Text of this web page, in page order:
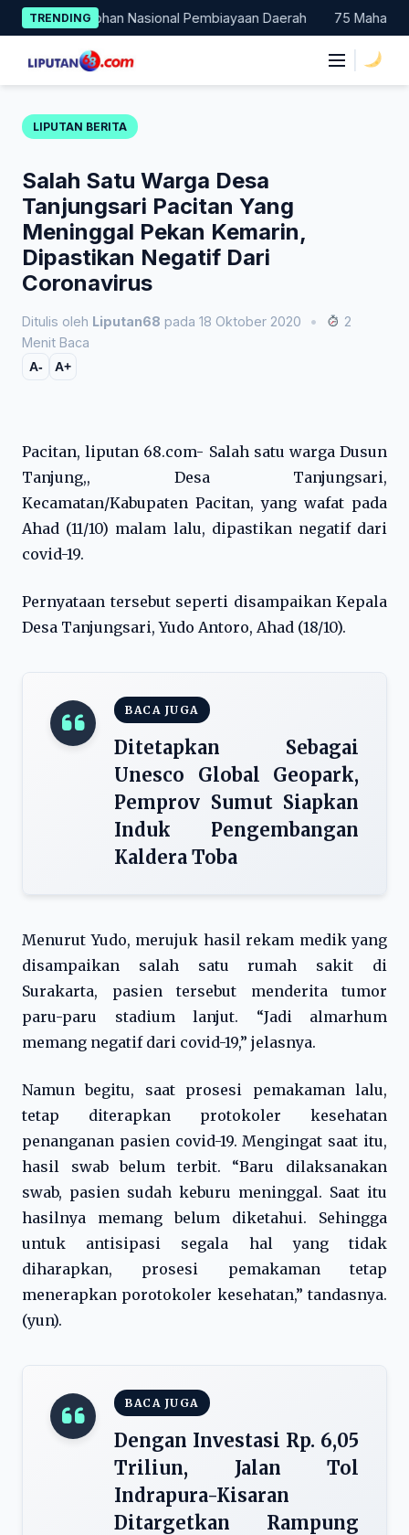
Skip
to
content
TRENDING
Percontohan Nasional Pembiayaan Daerah 75 Mahasiswa
LIPUTAN BERITA
Salah Satu Warga Desa
Tanjungsari Pacitan Yang
Meninggal Pekan Kemarin,
Dipastikan Negatif Dari
Coronavirus
Ditulis oleh Liputan68 pada 18 Oktober 2020 •
2
Menit Baca
A- A+
Pacitan, liputan 68.com- Salah satu warga Dusun
Tanjung,, Desa Tanjungsari,
Kecamatan/Kabupaten Pacitan, yang wafat pada
Ahad (11/10) malam lalu, dipastikan negatif dari
covid-19.
Pernyataan tersebut seperti disampaikan Kepala
Desa Tanjungsari, Yudo Antoro, Ahad (18/10).
BACA JUGA
Ditetapkan Sebagai
Unesco Global Geopark,
Pemprov Sumut Siapkan
Induk Pengembangan
Kaldera Toba
Menurut Yudo, merujuk hasil rekam medik yang
disampaikan salah satu rumah sakit di
Surakarta, pasien tersebut menderita tumor
paru-paru stadium lanjut. “Jadi almarhum
memang negatif dari covid-19,” jelasnya.
Namun begitu, saat prosesi pemakaman lalu,
tetap diterapkan protokoler kesehatan
penanganan pasien covid-19. Mengingat saat itu,
hasil swab belum terbit. “Baru dilaksanakan
swab, pasien sudah keburu meninggal. Saat itu
hasilnya memang belum diketahui. Sehingga
untuk antisipasi segala hal yang tidak
diharapkan, prosesi pemakaman tetap
menerapkan porotokoler kesehatan,” tandasnya.
(yun).
BACA JUGA
Dengan Investasi Rp. 6,05
Triliun, Jalan Tol
Indrapura-Kisaran
Ditargetkan Rampung